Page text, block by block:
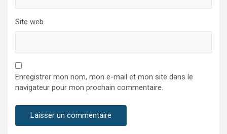
Site web
Enregistrer mon nom, mon e-mail et mon site dans le
navigateur pour mon prochain commentaire.